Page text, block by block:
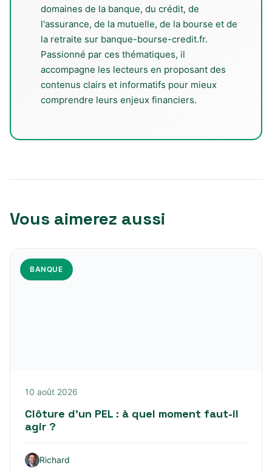
domaines de la banque, du crédit, de
l'assurance, de la mutuelle, de la bourse et de
la retraite sur banque-bourse-credit.fr.
Passionné par ces thématiques, il
accompagne les lecteurs en proposant des
contenus clairs et informatifs pour mieux
comprendre leurs enjeux financiers.
Vous aimerez aussi
BANQUE
10 août 2026
Clôture d’un PEL : à quel moment faut-il
agir ?
Richard